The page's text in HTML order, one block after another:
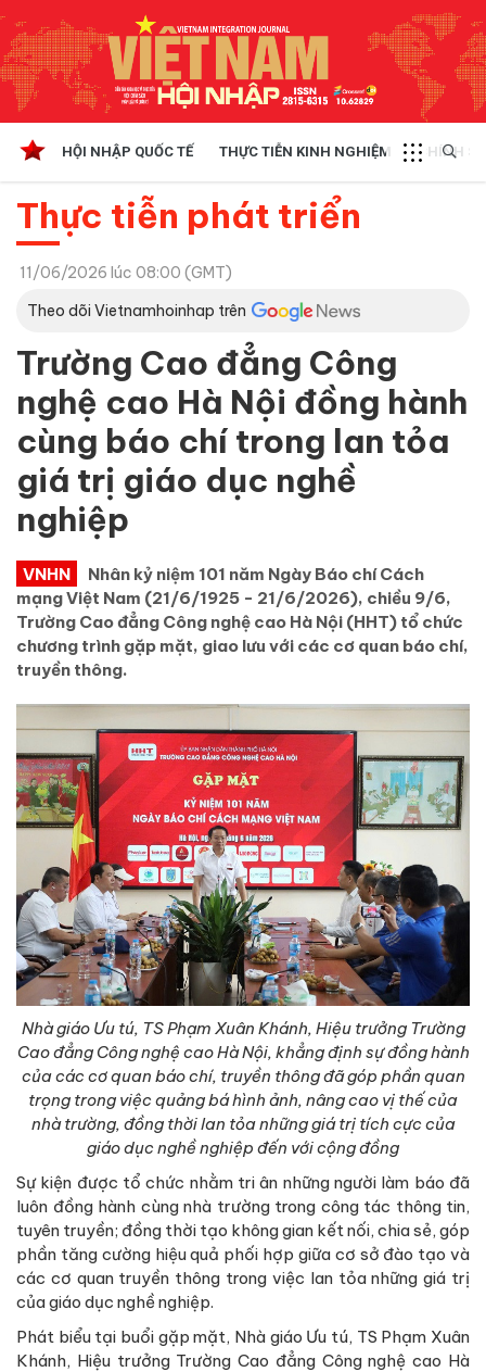
HỘI NHẬP QUỐC TẾ THỰC TIỄN KINH NGHIỆM CHÍNH
Thực tiễn phát triển
11/06/2026 lúc 08:00 (GMT)
Theo dõi Vietnamhoinhap trên
Trường Cao đẳng Công
nghệ cao Hà Nội đồng hành
cùng báo chí trong lan tỏa
giá trị giáo dục nghề
nghiệp
VNHN
Nhân kỷ niệm 101 năm Ngày Báo chí Cách
mạng Việt Nam (21/6/1925 - 21/6/2026), chiều 9/6,
Trường Cao đẳng Công nghệ cao Hà Nội (HHT) tổ chức
chương trình gặp mặt, giao lưu với các cơ quan báo chí,
truyền thông.
Nhà giáo Ưu tú, TS Phạm Xuân Khánh, Hiệu trưởng Trường
Cao đẳng Công nghệ cao Hà Nội, khẳng định sự đồng hành
của các cơ quan báo chí, truyền thông đã góp phần quan
trọng trong việc quảng bá hình ảnh, nâng cao vị thế của
nhà trường, đồng thời lan tỏa những giá trị tích cực của
giáo dục nghề nghiệp đến với cộng đồng
Sự kiện được tổ chức nhằm tri ân những người làm báo đã
luôn đồng hành cùng nhà trường trong công tác thông tin,
tuyên truyền; đồng thời tạo không gian kết nối, chia sẻ, góp
phần tăng cường hiệu quả phối hợp giữa cơ sở đào tạo và
các cơ quan truyền thông trong việc lan tỏa những giá trị
của giáo dục nghề nghiệp.
Phát biểu tại buổi gặp mặt, Nhà giáo Ưu tú, TS Phạm Xuân
Khánh, Hiệu trưởng Trường Cao đẳng Công nghệ cao Hà